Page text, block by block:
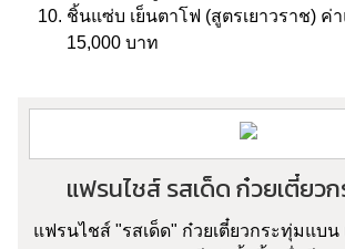
ชิ้นแซ่บ เย็นตาโฟ (สูตรเยาวราช) ค่
15,000 บาท
แฟรนไชส์ รสเด็ด ก๋วยเตี๋ยว
แฟรนไชส์ "รสเด็ด" ก๋วยเตี๋ยวกระทุ่มแบ